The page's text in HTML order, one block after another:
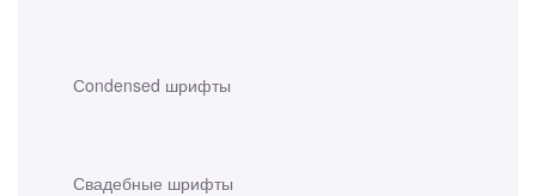
Сondensed шрифты
Свадебные шрифты